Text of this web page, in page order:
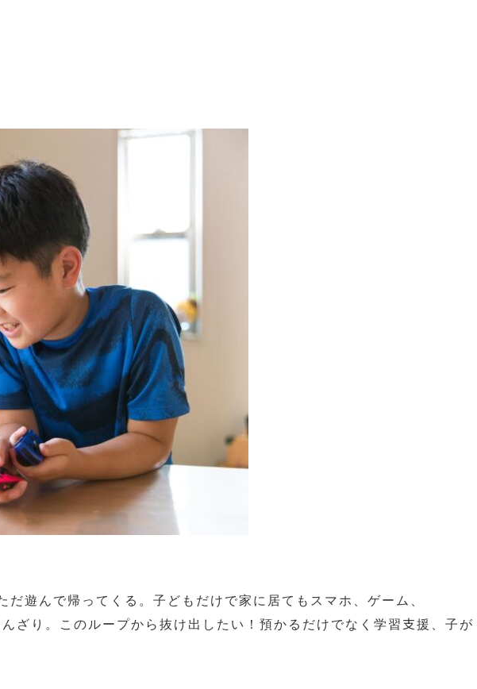
遊んで帰ってくる。子どもだけで家に居てもスマホ、ゲーム、
り。このループから抜け出したい！預かるだけでなく学習支援、子が